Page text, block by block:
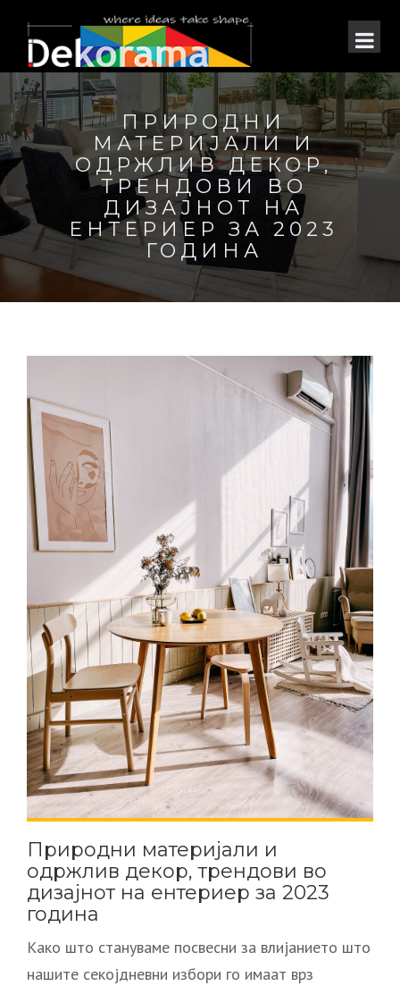
ПРИРОДНИ
МАТЕРИЈАЛИ И
ОДРЖЛИВ ДЕКОР,
ТРЕНДОВИ ВО
ДИЗАЈНОТ НА
ЕНТЕРИЕР ЗА 2023
ГОДИНА
Природни материјали и
одржлив декор, трендови во
дизајнот на ентериер за 2023
година
Како што стануваме посвесни за влијанието што
нашите секојдневни избори го имаат врз